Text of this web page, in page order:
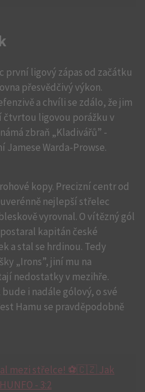
první ligový zápas od začátku
přesvědčivý výkon.
a chvíli se zdálo, že jim
čtvrtou ligovou porážku v
zbraň „Kladivářů” -
Jamese Warda-Prowse.
kopy. Precizní centr od
nejlepší střelec
vyrovnal. O vítězný gól
kapitán české
a stal se hrdinou. Tedy
„Irons”, jiní mu na
nedostatky v mezihře.
i nadále gólový, o své
Hamu se pravděpodobně
mezi střelce! ⚽🇨🇿 Jak
- 3:2